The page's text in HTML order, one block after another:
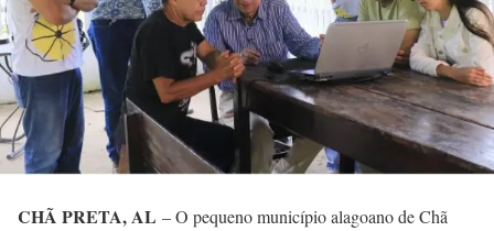
CHÃ PRETA, AL – O pequeno município alagoano de Chã